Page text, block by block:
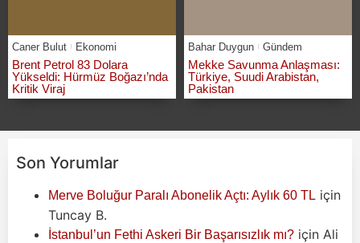
Caner Bulut Ekonomi
Brent Petrol 83 Dolara
Yükseldi: Hürmüz Boğazı’nda
Kritik Viraj
Bahar Duygun Gündem
Mekke Savunma Anlaşması:
Türkiye, Suudi Arabistan,
Pakistan
Son Yorumlar
Merve Boluğur Paralı Abonelik Açtı: Aylık 60 TL için
Tuncay B.
İstanbul’un Fethi Askeri Bir Başarısızlık mı? için Ali